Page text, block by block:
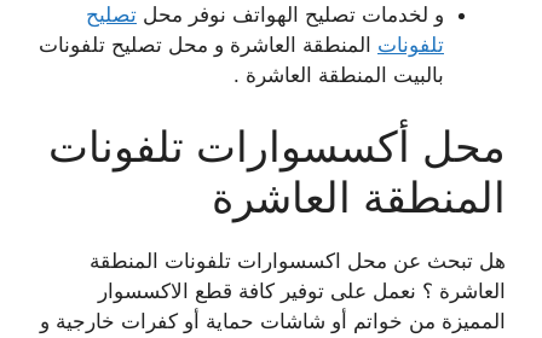
و لخدمات تصليح الهواتف نوفر محل تصليح
تلفونات المنطقة العاشرة و محل تصليح تلفونات
بالبيت المنطقة العاشرة .
محل أكسسوارات تلفونات
المنطقة العاشرة
هل تبحث عن محل اكسسوارات تلفونات المنطقة
العاشرة ؟ نعمل على توفير كافة قطع الاكسسوار
المميزة من خواتم أو شاشات حماية أو كفرات خارجية و